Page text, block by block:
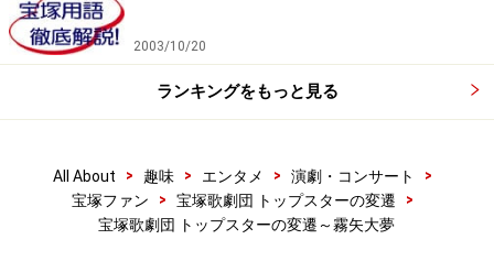
2003/10/20
ランキングをもっと見る
All About > 趣味 > エンタメ > 演劇・コンサート
>
宝塚ファン
> 宝塚歌劇団 トップスターの変遷
>
宝塚歌劇団 トップスターの変遷～霧矢大夢